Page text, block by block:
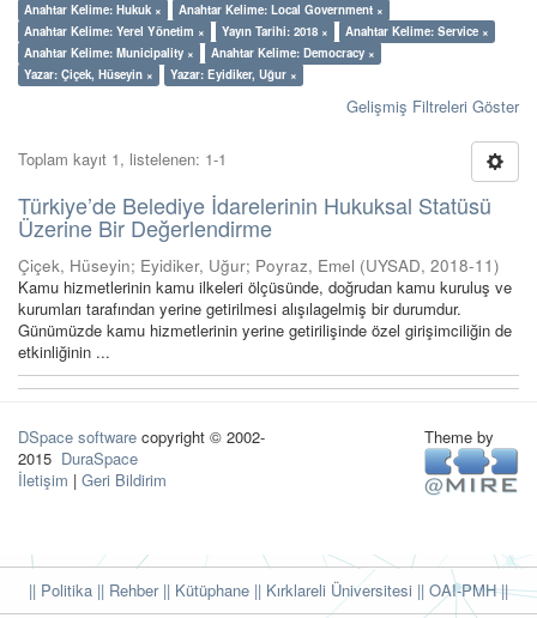
Anahtar Kelime: Hukuk ×
Anahtar Kelime: Local Government ×
Anahtar Kelime: Yerel Yönetim ×
Yayın Tarihi: 2018 ×
Anahtar Kelime: Service ×
Anahtar Kelime: Municipality ×
Anahtar Kelime: Democracy ×
Yazar: Çiçek, Hüseyin ×
Yazar: Eyidiker, Uğur ×
Gelişmiş Filtreleri Göster
Toplam kayıt 1, listelenen: 1-1
Türkiye’de Belediye İdarelerinin Hukuksal Statüsü
Üzerine Bir Değerlendirme
Çiçek, Hüseyin; Eyidiker, Uğur; Poyraz, Emel (UYSAD, 2018-11)
Kamu hizmetlerinin kamu ilkeleri ölçüsünde, doğrudan kamu kuruluş ve
kurumları tarafından yerine getirilmesi alışılagelmiş bir durumdur.
Günümüzde kamu hizmetlerinin yerine getirilişinde özel girişimciliğin de
etkinliğinin ...
DSpace software copyright © 2002-
2015 DuraSpace
İletişim | Geri Bildirim
Theme by
|| Politika || Rehber|| Kütüphane || Kırklareli Üniversitesi || OAI-PMH ||